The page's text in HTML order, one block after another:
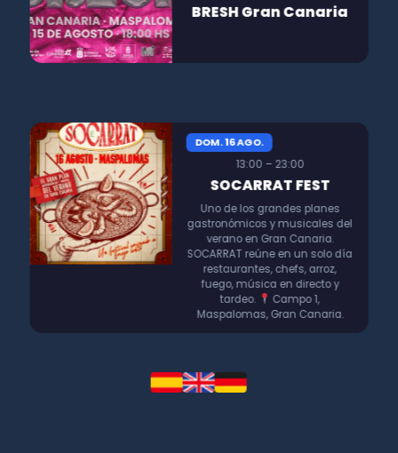
BRESH Gran Canaria
DOM. 16 AGO.
13:00 – 23:00
SOCARRAT FEST
Uno de los grandes planes
gastronómicos y musicales del
verano en Gran Canaria.
SOCARRAT reúne en un solo día
restaurantes, chefs, arroz,
fuego, música en directo y
tardeo.
Campo 1,
Maspalomas, Gran Canaria.